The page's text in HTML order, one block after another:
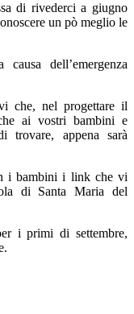
di rivederci a giugno
un pò meglio le
dell’emergenza
che, nel progettare il
ai vostri bambini e
trovare, appena sarà
i bambini i link che vi
di Santa Maria del
i primi di settembre,